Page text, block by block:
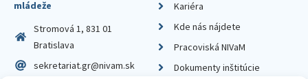
mládeže
Stromová 1, 831 01
Bratislava
sekretariat.gr@nivam.sk
Kariéra
Kde nás nájdete
Pracoviská NIVaM
Dokumenty inštitúcie